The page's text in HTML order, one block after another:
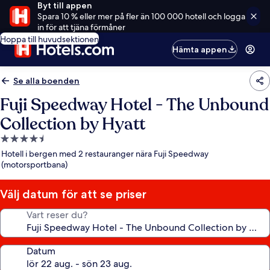
Byt till appen
Spara 10 % eller mer på fler än 100 000 hotell och logga
in för att tjäna förmåner
Hoppa till huvudsektionen
Hämta appen
Se alla boenden
Fuji Speedway Hotel - The Unbound
Collection by Hyatt
4.5-
stjärnigt
boende
Hotell i bergen med 2 restauranger nära Fuji Speedway
(motorsportbana)
Välj datum för att se priser
Vart reser du?
Datum